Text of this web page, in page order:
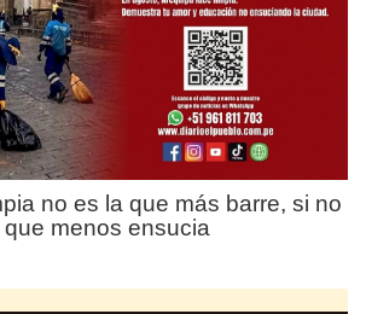
no es la que más barre, si no
que menos ensucia